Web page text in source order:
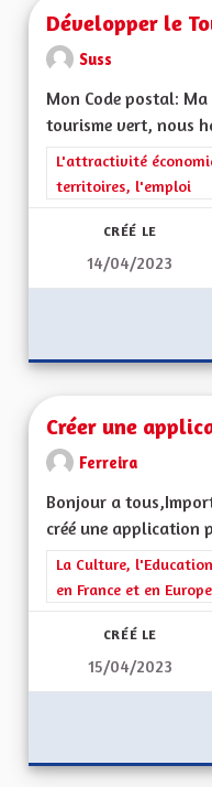
Développer le
Suss
Mon Code postal:
tourisme vert, nous
Filtrer les résultats
L'attractivité
territoires, l'emploi
CRÉÉ LE
14/04/2023
Créer une
Ferreira
Bonjour a
créé une application
Filtrer les résultats de
La Culture,
en France et en Europe
CRÉÉ LE
15/04/2023